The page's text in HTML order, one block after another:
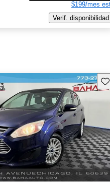
$199/mes
Verif. disponibilidad